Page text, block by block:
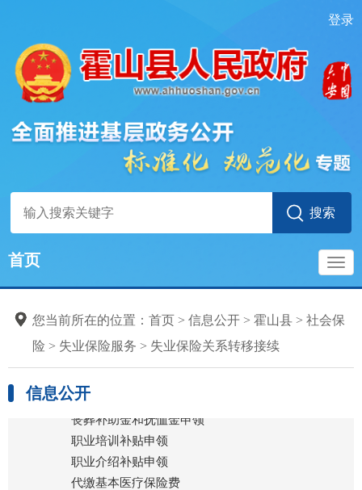
登录
首页
您当前所在的位置： 首页 > 信息公开 > 霍山县 > 社会保
险 > 失业保险服务 > 失业保险关系转移接续
信息公开
社会保险登记
标准目录
养老保险服务
工伤保险服务
失业保险服务
失业保险金申领
丧葬补助金和抚恤金申领
职业培训补贴申领
职业介绍补贴申领
代缴基本医疗保险费